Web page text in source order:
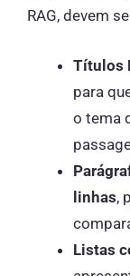
RAG, devem
Títulos
para
o tema
linhas,
Listas